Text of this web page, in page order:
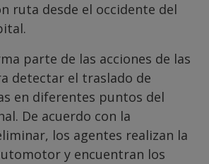
ruta desde el occidente del
parte de las acciones de las
detectar el traslado de
en diferentes puntos del
De acuerdo con la
los agentes realizan la
y encuentran los